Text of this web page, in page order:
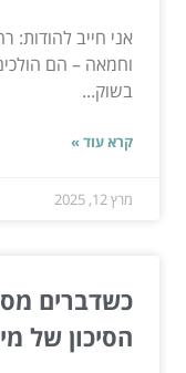
אני חייב
וחמאה – הם
בשוק...
קרא עוד »
מרץ 12, 2025
כשדברים
הסיכון של